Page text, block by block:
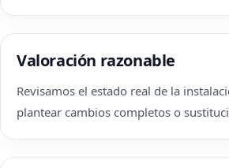
Valoración razonable
Revisamos el estado real de la
plantear cambios completos o